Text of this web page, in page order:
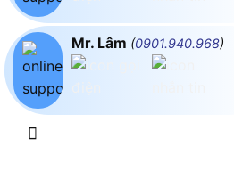
Mr. Lâm (0901.940.968)